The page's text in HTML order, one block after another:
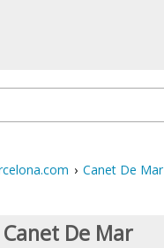
› Canet De Mar
De Mar